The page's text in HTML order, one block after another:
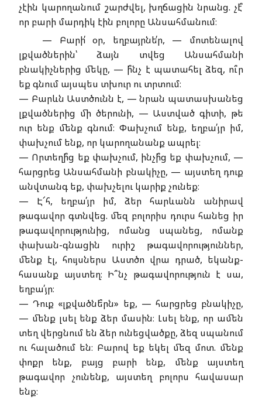
չէին կարողանում շարժվել, խղճացին նրանց. չէ՞
որ բարի մարդիկ էին բոլորը Անսահմանում։
— Բարի՛ օր, եղբայրնե՛ր, — մոտենալով
լքվածներին՝ ձայն տվեց Անսահմանի
բնակիչներից մեկը, — ի՞նչ է պատահել ձեզ, ու՞ր
եք գնում այսպես տխուր ու տրտում։
— Բարևն Աստծունն է, — նրան պատասխանեց
լքվածներից մի ծերունի, — Աստված գիտի, թե
ուր ենք մենք գնում։ Փախչում ենք, եղբա՛յր իմ,
փախչում ենք, որ կարողանանք ապրել։
— Որտեղի՞ց եք փախչում, ինչի՞ց եք փախչում, —
հարցրեց Անսահմանի բնակիչը, — այստեղ դուք
անվտանգ եք, փախչելու կարիք չունեք։
— Է՜հ, եղբա՛յր իմ, ձեր հարևանն անիրավ
թագավոր գտնվեց. մեզ բոլորիս դուրս հանեց իր
թագավորությունից, ոմանց սպանեց, ոմանք
փախան-գնացին ուրիշ թագավորություններ,
մենք էլ, հույսներս Աստծո վրա դրած, եկանք-
հասանք այստեղ։ Ի՞նչ թագավորություն է սա,
եղբա՛յր։
— Դուք «լքվածնե՞րն» եք, — հարցրեց բնակիչը,
— մենք լսել ենք ձեր մասին։ Լսել ենք, որ ամեն
տեղ վերցնում են ձեր ունեցվածքը, ձեզ սպանում
ու հալածում են։ Բարով եք եկել մեզ մոտ. մենք
փոքր ենք, բայց բարի ենք, մենք այստեղ
թագավոր չունենք, այստեղ բոլորս հավասար
ենք։